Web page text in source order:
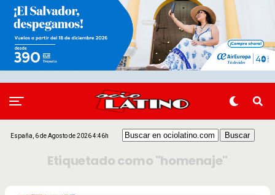
España, 6 de Agosto de 2026 4:46h
Etiquetado como "homenaje"